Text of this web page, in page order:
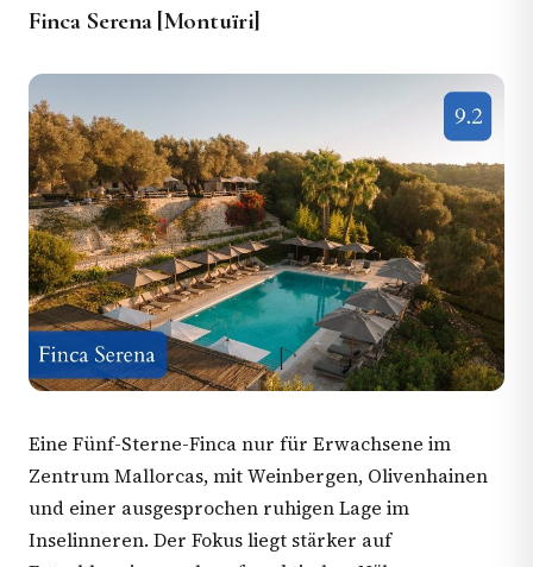
Finca Serena [Montuïri]
Eine Fünf-Sterne-Finca nur für Erwachsene im
Zentrum Mallorcas, mit Weinbergen, Olivenhainen
und einer ausgesprochen ruhigen Lage im
Inselinneren. Der Fokus liegt stärker auf